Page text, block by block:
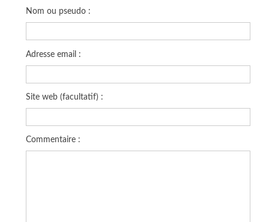
Nom ou pseudo :
Adresse email :
Site web (facultatif) :
Commentaire :